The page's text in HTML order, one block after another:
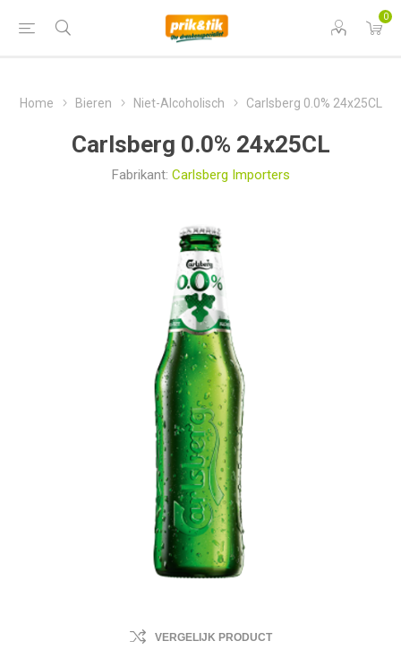
0
Home Bieren Niet-Alcoholisch Carlsberg 0.0% 24x25CL
Carlsberg 0.0% 24x25CL
Fabrikant: Carlsberg Importers
VERGELIJK PRODUCT